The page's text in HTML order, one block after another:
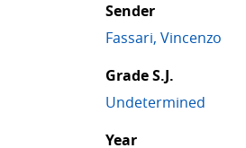
Sender
Fassari, Vincenzo
Grade S.J.
Undetermined
Year